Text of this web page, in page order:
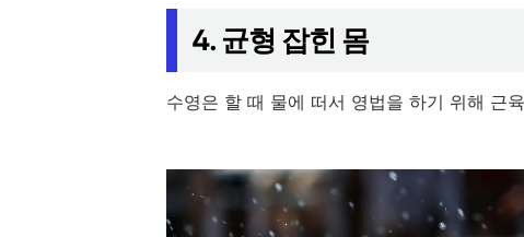
4. 균형 잡힌 몸
수영은 할 때 물에 떠서 영법을 하기 위해 근